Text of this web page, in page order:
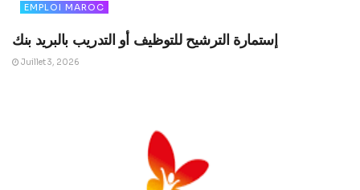
EMPLOI MAROC
إستمارة الترشيح للتوظيف أو التدريب بالبريد بنك
Juillet 3, 2026